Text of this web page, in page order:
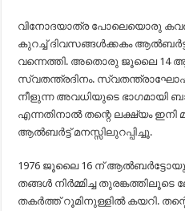
വിനോദയാത്ര പോലെയൊരു
കുറച്ച് ദിവസങ്ങള്‍ക്കകം ആല്‍ബര്‍ട്ട്
വന്നെത്തി. അതൊരു ജൂലൈ 14
സ്വതന്ത്രദിനം.
നീളുന്ന അവധിയുടെ ഭാഗമായി
എന്നതിനാല്‍ തന്റെ ലക്ഷ്യം ഇനി
ആല്‍ബര്‍ട്ട് മനസ്സിലുറപ്പിച്ചൂ.
1976 ജൂലൈ 16 ന്
തങ്ങള്‍ നിര്‍മ്മിച്ച തുരങ്കത്തിലൂടെ
തകര്‍ത്ത് റൂമിനുള്ളില്‍ കയറി.